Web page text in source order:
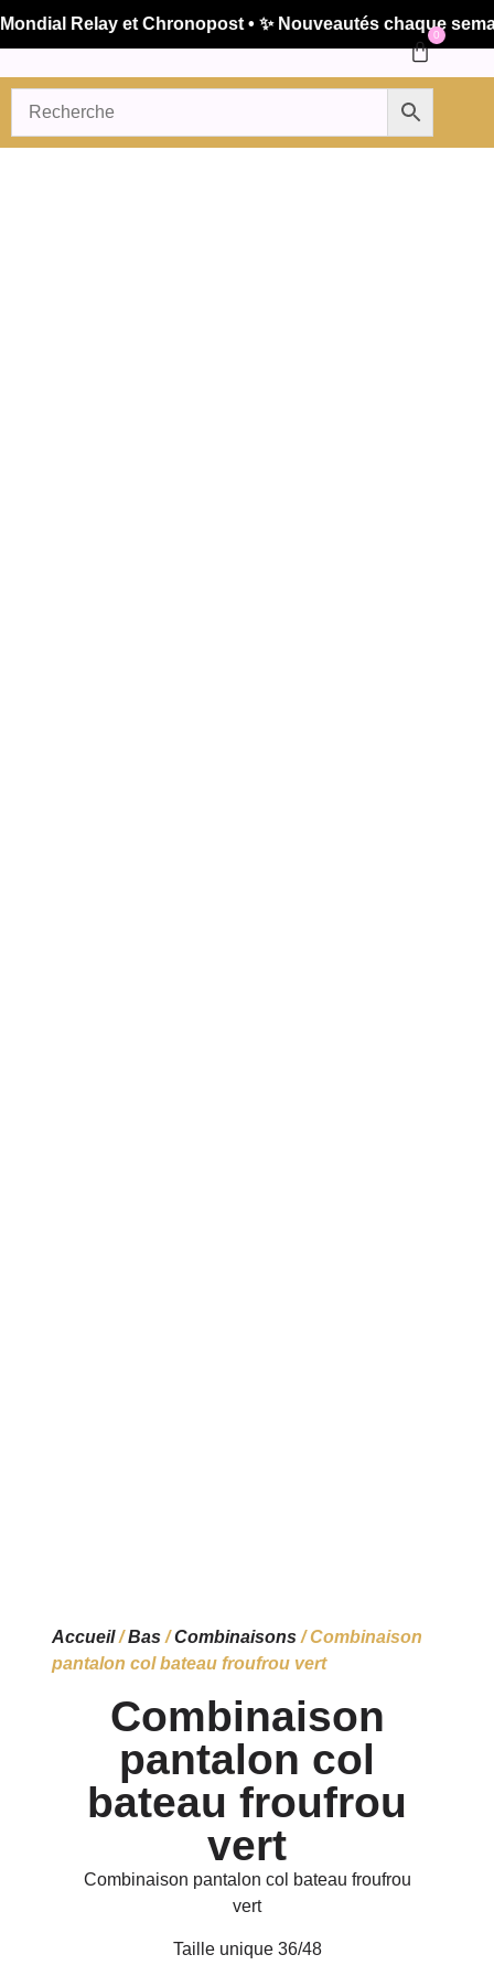
Relay et Chronopost • ✨ Nouveautés chaque
0
Accueil/Bas/Combinaisons/ Combinaison
pantalon col bateau froufrou vert
Combinaison
pantalon col
bateau froufrou
vert
Combinaison pantalon col bateau froufrou
vert
Taille unique 36/48